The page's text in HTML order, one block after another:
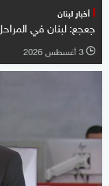
أخبار لبنان
جعجع: لبنان في
l 3 أغسطس 2026